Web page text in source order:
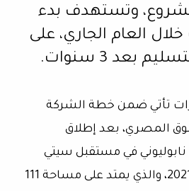
وتستهدف بدء
العام الجاري، على
بعد 3 سنوات.
تأتي ضمن خطة الشركة
المصري، بعد إطلاق
في مستقبل سيتي
بالقاهرة الجديدة عام 2021، والذي يمتد على مساحة 111